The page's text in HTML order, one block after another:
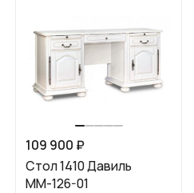
109 900 ₽
Стол 1410 Давиль
ММ-126-01